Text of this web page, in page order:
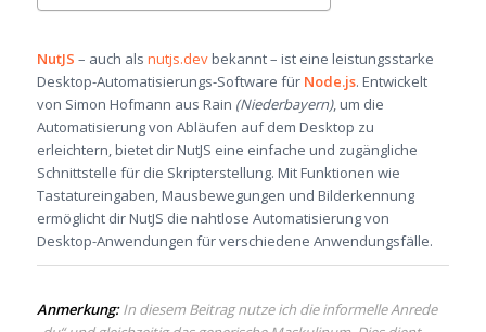
NutJS – auch als nutjs.devbekannt – ist eine leistungsstarke
Desktop-Automatisierungs-Software für Node.js. Entwickelt
von Simon Hofmann aus Rain (Niederbayern), um die
Automatisierung von Abläufen auf dem Desktop zu
erleichtern, bietet dir NutJS eine einfache und zugängliche
Schnittstelle für die Skripterstellung. Mit Funktionen wie
Tastatureingaben, Mausbewegungen und Bilderkennung
ermöglicht dir NutJS die nahtlose Automatisierung von
Desktop-Anwendungen für verschiedene Anwendungsfälle.
Anmerkung:In diesem Beitrag nutze ich die informelle Anrede